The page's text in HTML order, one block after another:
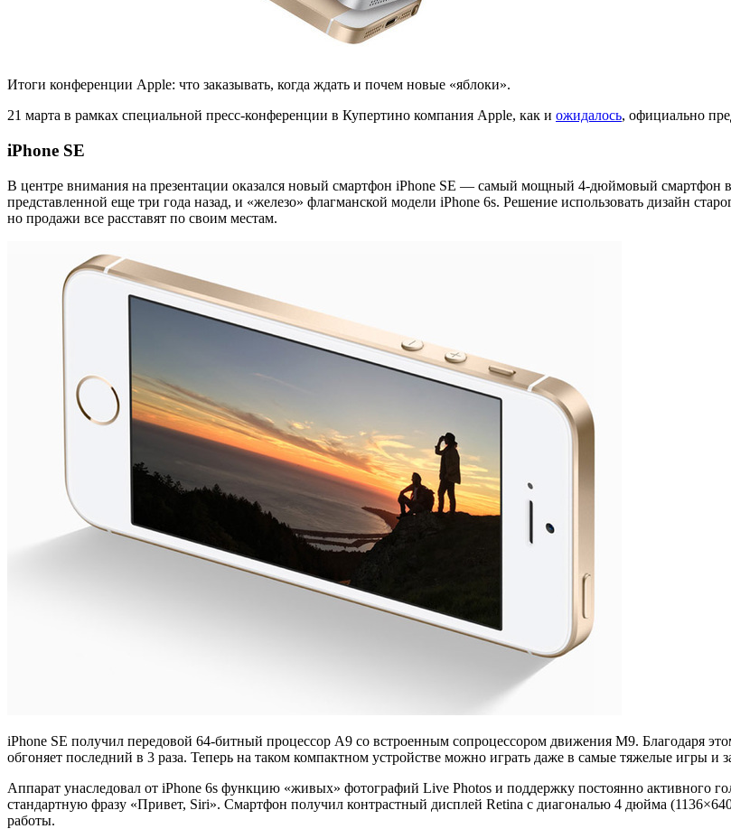
Итоги конференции Apple: что заказывать, когда ждать и почем новые «яблоки».
21 марта в рамках специальной пресс-конференции в Купертино компания Apple, как и ожидалось, официально
iPhone SE
В центре внимания на презентации оказался новый смартфон iPhone SE — самый мощный 4-дюймовый смартфон
представленной еще три года назад, и «железо» флагманской модели iPhone 6s. Решение использовать дизайн
но продажи все расставят по своим местам.
iPhone SE получил передовой 64-битный процессор A9 со встроенным сопроцессором движения M9. Благодаря
обгоняет последний в 3 раза. Теперь на таком компактном устройстве можно играть даже в самые тяжелые игры и
Аппарат унаследовал от iPhone 6s функцию «живых» фотографий Live Photos и поддержку постоянно активного
стандартную фразу «Привет, Siri». Смартфон получил контрастный дисплей Retina с диагональю 4 дюйма
работы.